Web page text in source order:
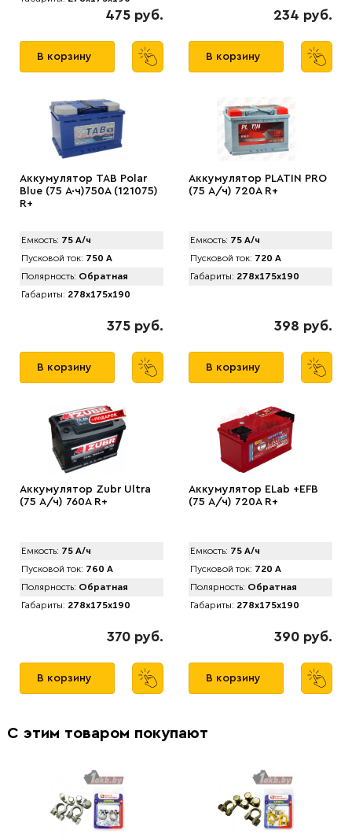
475 руб.
В корзину
234 руб.
В корзину
Аккумулятор TAB Polar
Blue (75 А·ч)750А (121075)
R+
Емкость: 75 А/ч
Пусковой ток: 750 А
Полярность: Обратная
Габариты: 278x175x190
375 руб.
В корзину
Аккумулятор PLATIN PRO
(75 А/ч) 720A R+
Емкость: 75 А/ч
Пусковой ток: 720 А
Габариты: 278x175x190
398 руб.
В корзину
Аккумулятор Zubr Ultra
(75 А/ч) 760А R+
Емкость: 75 А/ч
Пусковой ток: 760 А
Полярность: Обратная
Габариты: 278x175x190
370 руб.
В корзину
Аккумулятор ELab +EFB
(75 А/ч) 720A R+
Емкость: 75 А/ч
Пусковой ток: 720 А
Полярность: Обратная
Габариты: 278x175x190
390 руб.
В корзину
С этим товаром покупают